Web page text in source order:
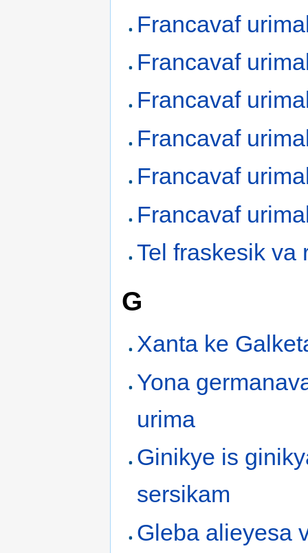
Francavaf
Francavaf
Francavaf
Francavaf
Francavaf
Francavaf
Tel fraskesik va
G
Xanta ke
Yona
urima
Ginikye is
sersikam
Gleba alieyesa